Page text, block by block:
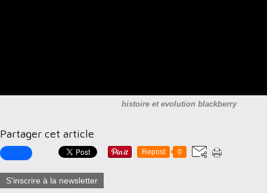
histoire et evolution blackberry
Partager cet article
Repost 0
S'inscrire à la newsletter